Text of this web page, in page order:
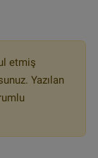
etmiş
Yazılan